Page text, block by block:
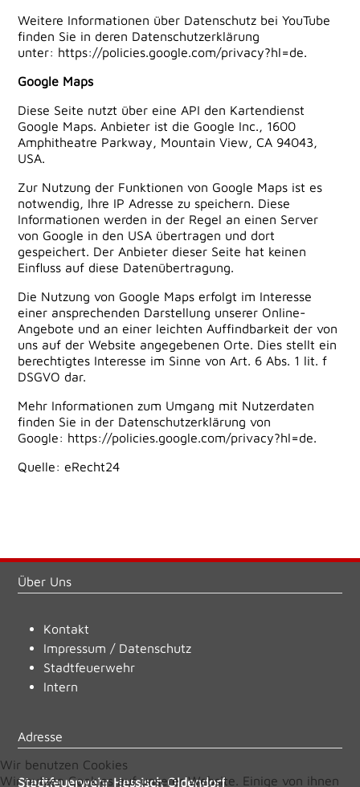
Weitere Informationen über Datenschutz bei YouTube
finden Sie in deren Datenschutzerklärung
unter: https://policies.google.com/privacy?hl=de.
Google Maps
Diese Seite nutzt über eine API den Kartendienst
Google Maps. Anbieter ist die Google Inc., 1600
Amphitheatre Parkway, Mountain View, CA 94043,
USA.
Zur Nutzung der Funktionen von Google Maps ist es
notwendig, Ihre IP Adresse zu speichern. Diese
Informationen werden in der Regel an einen Server
von Google in den USA übertragen und dort
gespeichert. Der Anbieter dieser Seite hat keinen
Einfluss auf diese Datenübertragung.
Die Nutzung von Google Maps erfolgt im Interesse
einer ansprechenden Darstellung unserer Online-
Angebote und an einer leichten Auffindbarkeit der von
uns auf der Website angegebenen Orte. Dies stellt ein
berechtigtes Interesse im Sinne von Art. 6 Abs. 1 lit. f
DSGVO dar.
Mehr Informationen zum Umgang mit Nutzerdaten
finden Sie in der Datenschutzerklärung von
Google: https://policies.google.com/privacy?hl=de.
Quelle: eRecht24
Über Uns
Kontakt
Impressum / Datenschutz
Stadtfeuerwehr
Intern
Adresse
Stadtfeuerwehr Hessisch Oldendorf
Wir benutzen Cookies
Wir nutzen Cookies auf unserer Website. Einige von ihnen